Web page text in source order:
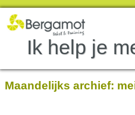
Ik help je
Maandelijks archief: